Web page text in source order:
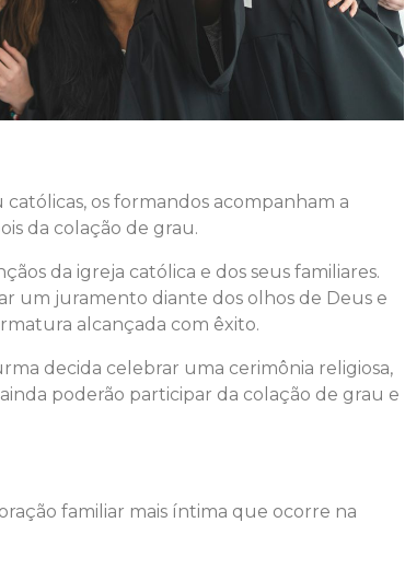
os formandos acompanham a
da colação de grau.
da igreja católica e dos seus familiares.
um juramento diante dos olhos de Deus e
alcançada com êxito.
decida celebrar uma cerimônia religiosa,
poderão participar da colação de grau e
familiar mais íntima que ocorre na